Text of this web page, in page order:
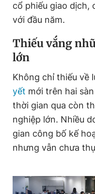
cổ phiếu giao dịch,
với đầu năm.
Thiếu vắng
lớn
Không chỉ thiếu về
yết mới trên hai sàn
thời gian qua còn
nghiệp lớn. Nhiều
gian công bố kế
nhưng vẫn chưa